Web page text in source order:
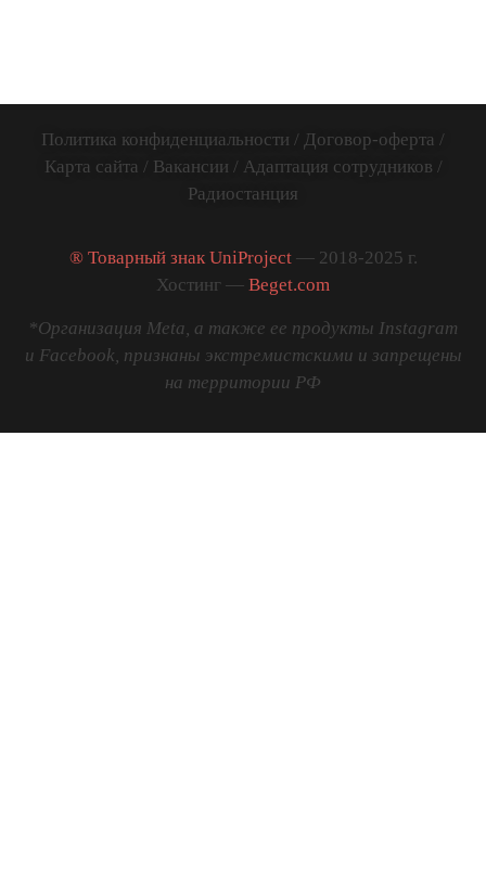
Политика конфиденциальности / Договор-оферта /
Карта сайта / Вакансии / Адаптация сотрудников /
Радиостанция
® Товарный знак UniProject— 2018-2025 г.
Хостинг — Beget.com
*Организация Meta, а также ее продукты Instagram
и Facebook, признаны экстремистскими и запрещены
на территории РФ